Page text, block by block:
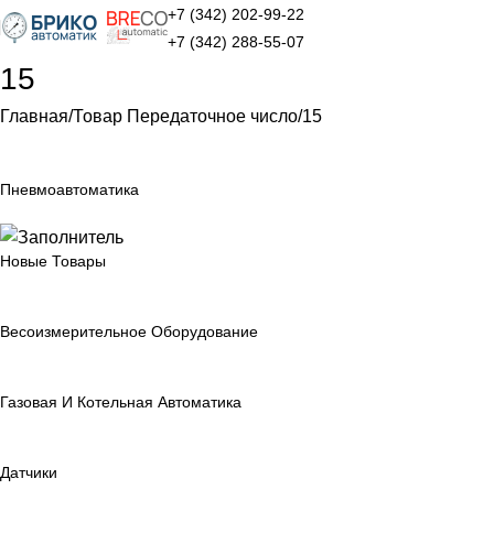
+7 (342) 202-99-22
+7 (342) 288-55-07
15
Главная Товар Передаточное число 15
Пневмоавтоматика
Новые Товары
Весоизмерительное Оборудование
Газовая И Котельная Автоматика
Датчики